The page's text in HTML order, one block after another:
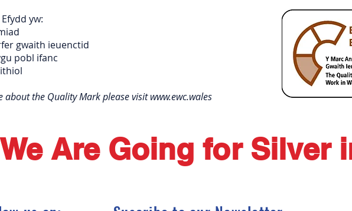
yw:
gwaith ieuenctid
pobl ifanc
about the Quality Mark please visitwww.ewc.wales
We Are Going for Silver